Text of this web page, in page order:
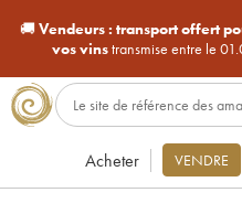
🚚Vendeurs : transport offert
vos vinstransmise entre le
Acheter VENDRE